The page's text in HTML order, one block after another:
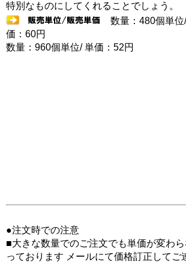
特別なものにしてくれることでしょう。
数量：480個単位
価：60円
数量：960個単位/ 単価：52円
●注文時での注意
■大きな数量でのご注文でも単価が変わ
っております メールにて価格訂正してご